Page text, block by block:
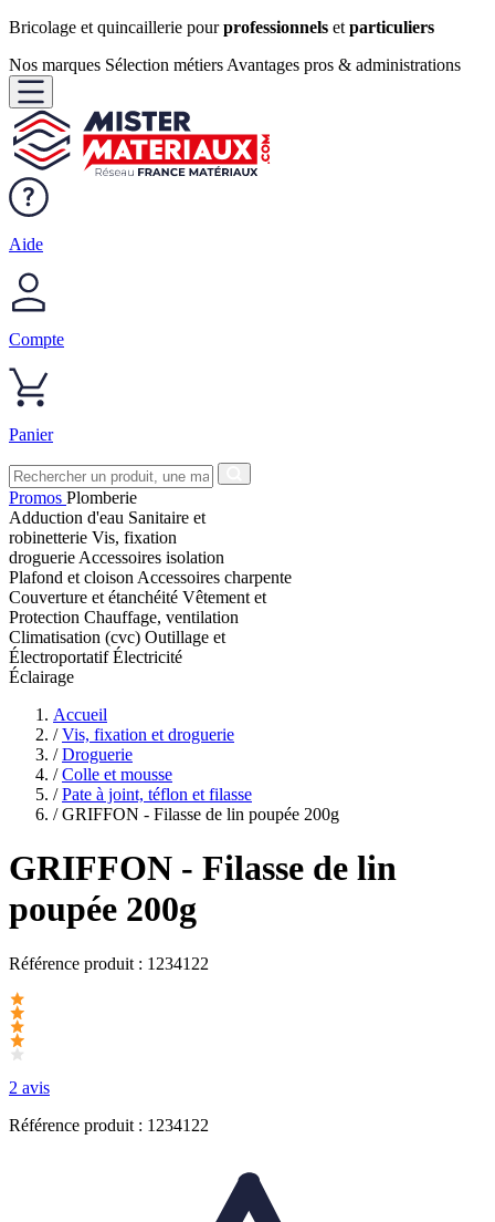
Bricolage et quincaillerie pourprofessionnels et particuliers
Nos marques Sélection métiers Avantages pros & administrations
Aide
Compte
Panier
Promos Plomberie
Adduction d'eau Sanitaire et
robinetterie Vis, fixation
droguerie Accessoires isolation
Plafond et cloison Accessoires charpente
Couverture et étanchéité Vêtement et
Protection Chauffage, ventilation
Climatisation (cvc) Outillage et
ÉlectroportatifÉlectricité
Éclairage
Accueil
/ Vis, fixation et droguerie
/ Droguerie
/ Colle et mousse
/ Pate à joint, téflon et filasse
/ GRIFFON - Filasse de lin poupée 200g
GRIFFON - Filasse de lin
poupée 200g
Référence produit : 1234122
2 avis
Référence produit : 1234122